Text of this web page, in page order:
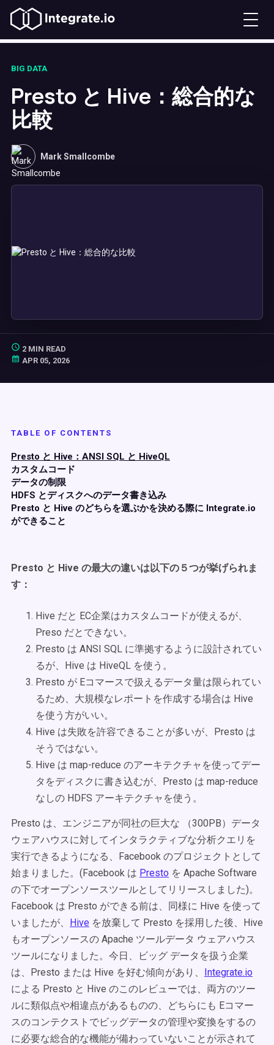
BIG DATA
Presto と Hive：総合的な
比較
Mark Smallcombe
2 MIN READ
APR 05, 2026
TABLE OF CONTENTS
Presto と Hive：ANSI SQL と HiveQL
カスタムコード
データの制限
HDFS とディスクへのデータ書き込み
Presto と Hive のどちらを選ぶかを決める際に Integrate.io
ができること
Presto と Hive の最大の違いは以下の５つが挙げられま
す：
Hive だと EC企業はカスタムコードが使えるが、
Preso だとできない。
Presto は ANSI SQL に準拠するように設計されてい
るが、Hive は HiveQL を使う。
Presto が Eコマースで扱えるデータ量は限られてい
るため、大規模なレポートを作成する場合は Hive
を使う方がいい。
Hive は失敗を許容できることが多いが、Presto は
そうではない。
Hive は map-reduce のアーキテクチャを使ってデー
タをディスクに書き込むが、Presto は map-reduce
なしの HDFS アーキテクチャを使う。
Presto は、エンジニアが同社の巨大な （300PB）データ
ウェアハウスに対してインタラクティブな分析クエリを
実行できるようになる、Facebook のプロジェクトとして
始まりました。(Facebook は Presto を Apache Software
の下でオープンソースツールとしてリリースしました)。
Facebook は Presto ができる前は、同様に Hive を使って
いましたが、 Hive を放棄して Presto を採用した後、Hive
もオープンソースの Apache ツールデータ ウェアハウス
ツールになりました。今日、ビッグ データを扱う企業
は、Presto または Hive を好む傾向があり、 Integrate.io
による Presto と Hive のこのレビューでは、両方のツー
ルに類似点や相違点があるものの、どちらにも Eコマー
スのコンテクストでビッグデータの管理や変換をするの
に必要な総合的な機能が備わっていないことが示されて